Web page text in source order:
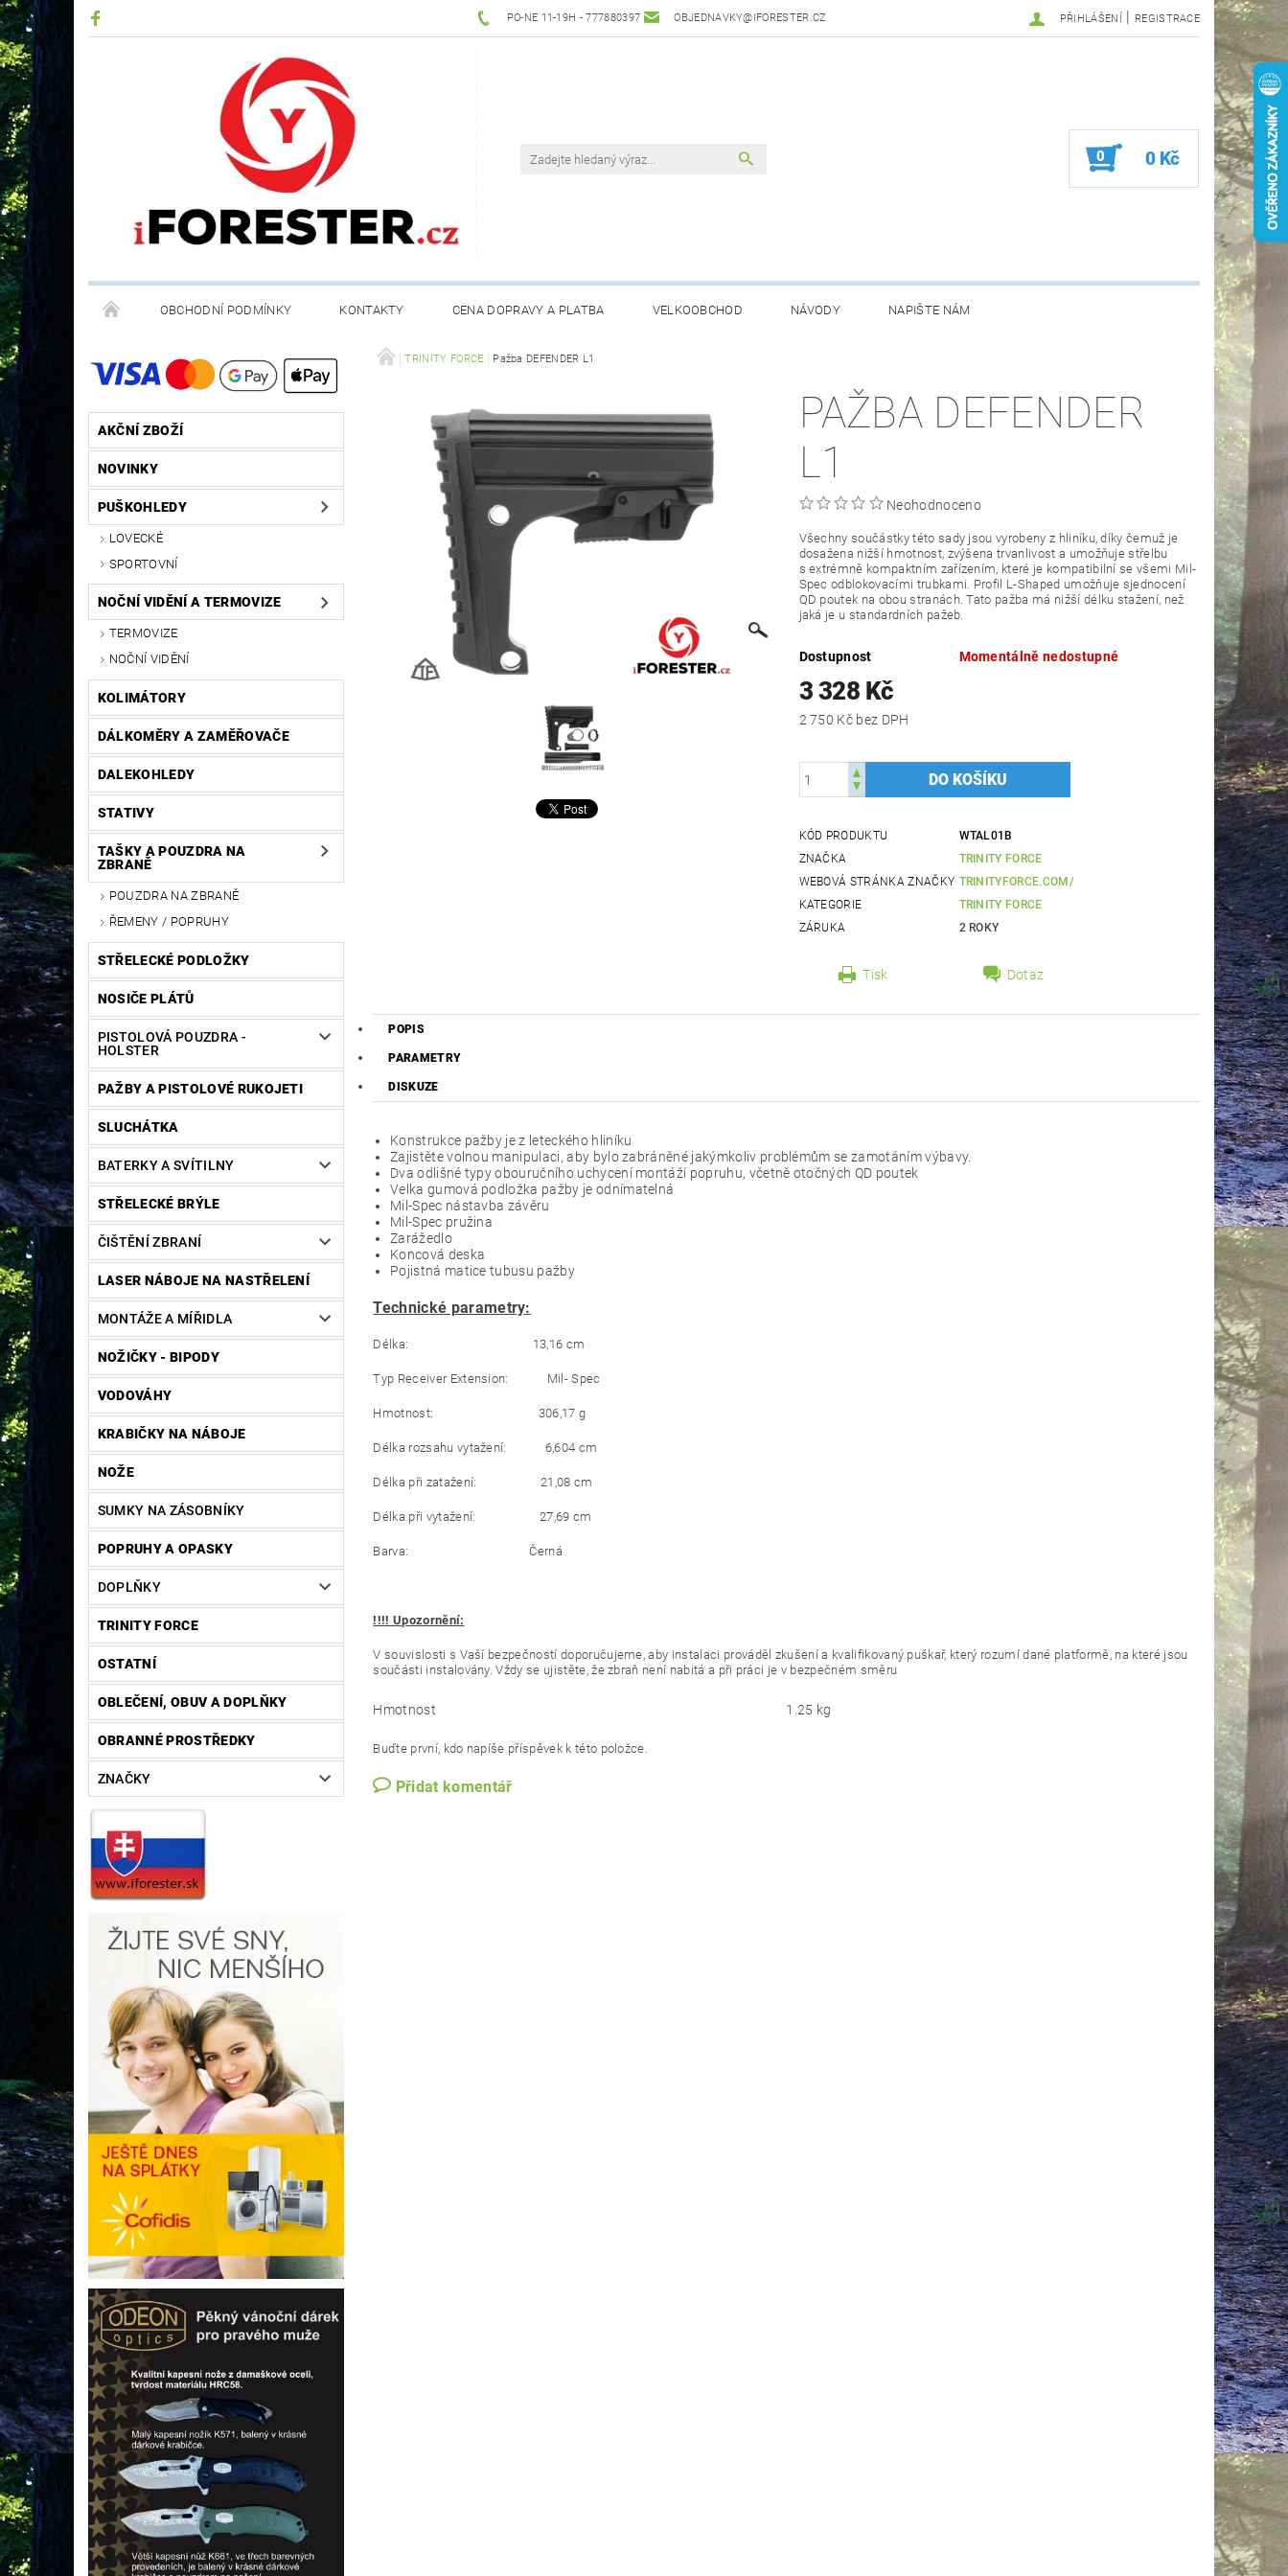
PO-NE 11-19H - 777880397 OBJEDNAVKY@IFORESTER.CZ PŘIHLÁŠENÍ | REGISTRACE
0 0 Kč
OBCHODNÍ PODMÍNKY KONTAKTY CENA DOPRAVY A PLATBA VELKOOBCHOD NÁVODY NAPIŠTE NÁM
RECYKLACE ELEKTROODPADU A BATERIÍ
AKČNÍ ZBOŽÍ
NOVINKY
PUŠKOHLEDY
LOVECKÉ
SPORTOVNÍ
NOČNÍ VIDĚNÍ A TERMOVIZE
TERMOVIZE
NOČNÍ VIDĚNÍ
KOLIMÁTORY
DÁLKOMĚRY A ZAMĚŘOVAČE
DALEKOHLEDY
STATIVY
TAŠKY A POUZDRA NA
ZBRANĚ
POUZDRA NA ZBRANĚ
ŘEMENY / POPRUHY
STŘELECKÉ PODLOŽKY
NOSIČE PLÁTŮ
PISTOLOVÁ POUZDRA -
HOLSTER
PAŽBY A PISTOLOVÉ RUKOJETI
SLUCHÁTKA
BATERKY A SVÍTILNY
STŘELECKÉ BRÝLE
ČIŠTĚNÍ ZBRANÍ
LASER NÁBOJE NA NASTŘELENÍ
MONTÁŽE A MÍŘIDLA
NOŽIČKY - BIPODY
VODOVÁHY
KRABIČKY NA NÁBOJE
NOŽE
SUMKY NA ZÁSOBNÍKY
POPRUHY A OPASKY
DOPLŇKY
TRINITY FORCE
OSTATNÍ
OBLEČENÍ, OBUV A DOPLŇKY
OBRANNÉ PROSTŘEDKY
ZNAČKY
TRINITY FORCE Pažba DEFENDER L1
PAŽBA DEFENDER
L1
Neohodnoceno
Všechny součástky této sady jsou vyrobeny z hliníku, díky čemuž je
dosažena nižší hmotnost, zvýšena trvanlivost a umožňuje střelbu
s extrémně kompaktním zařízením, které je kompatibilní se všemi Mil-
Spec odblokovacími trubkami. Profil L-Shaped umožňuje sjednocení
QD poutek na obou stranách. Tato pažba má nižší délku stažení, než
jaká je u standardních pažeb.
Dostupnost Momentálně nedostupné
3 328 Kč
2 750 Kč bez DPH
KÓD PRODUKTU
WTAL01B
ZNAČKA
TRINITY FORCE
WEBOVÁ STRÁNKA ZNAČKY TRINITYFORCE.COM/
KATEGORIE
TRINITY FORCE
ZÁRUKA
2 ROKY
Tisk Dotaz
POPIS
PARAMETRY
DISKUZE
Konstrukce pažby je z leteckého hliníku
Zajistěte volnou manipulaci, aby bylo zabráněné jakýmkoliv problémům se zamotáním výbavy.
Dva odlišné typy obouručního uchycení montáží popruhu, včetně otočných QD poutek
Velka gumová podložka pažby je odnímatelná
Mil-Spec nástavba závěru
Mil-Spec pružina
Zarážedlo
Koncová deska
Pojistná matice tubusu pažby
Technické parametry:
Délka: 13,16 cm
Typ Receiver Extension: Mil- Spec
Hmotnost: 306,17 g
Délka rozsahu vytažení: 6,604 cm
Délka při zatažení: 21,08 cm
Délka při vytažení: 27,69 cm
Barva: Černá
!!!! Upozornění:
V souvislosti s Vaší bezpečností doporučujeme, aby instalaci prováděl zkušení a kvalifikovaný puškař, který rozumí dané platformě, na které jsou
součásti instalovány. Vždy se ujistěte, že zbraň není nabitá a při práci je v bezpečném směru
Hmotnost 1.25 kg
Buďte první, kdo napíše příspěvek k této položce.
Přidat komentář